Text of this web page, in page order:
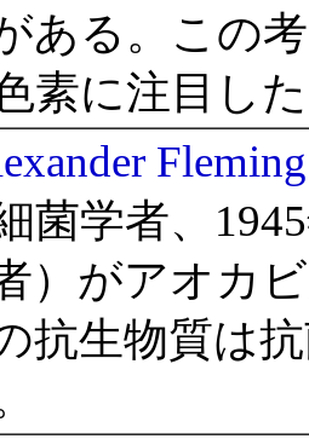
ある。この
素に注目し
Fleming
菌学者、
）がアオカ
抗生物質は